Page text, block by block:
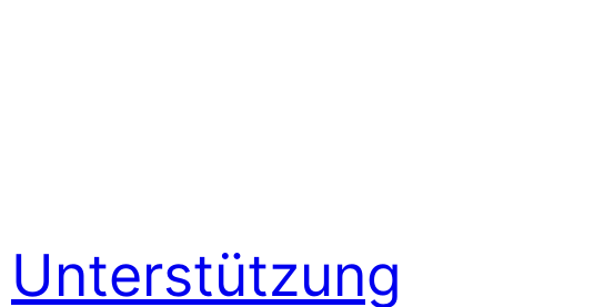
Unterstützung